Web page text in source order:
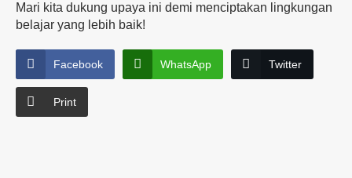
Mari kita dukung upaya ini demi menciptakan lingkungan
belajar yang lebih baik!
Facebook WhatsApp Twitter
Print